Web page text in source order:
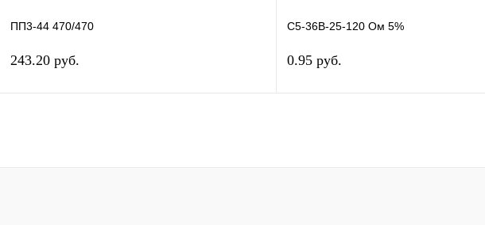
ПП3-44 470/470
243.20 руб.
Купить в 1 клик Сравнение
С5-36В-25-120 Ом 5%
0.95 руб.
Купить в 1 клик Сравнение